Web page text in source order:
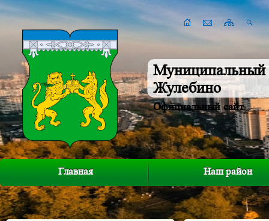
Муниципальный
Жулебино
Официальный сайт
Главная Наш район